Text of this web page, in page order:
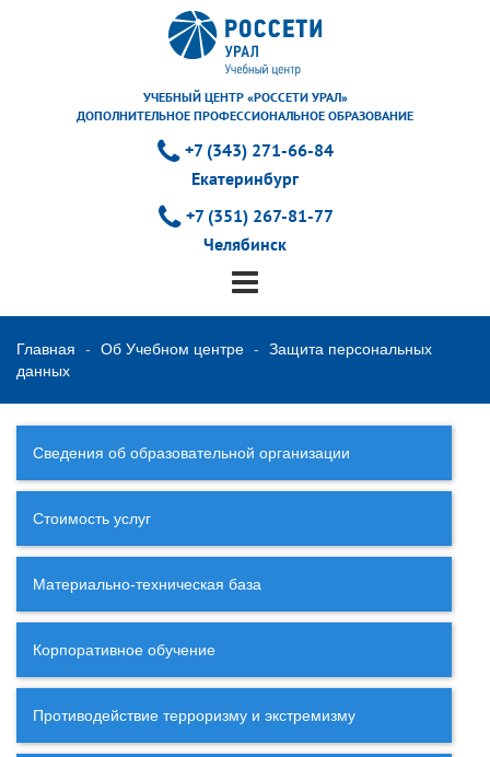
УЧЕБНЫЙ ЦЕНТР «РОССЕТИ УРАЛ»
ДОПОЛНИТЕЛЬНОЕ ПРОФЕССИОНАЛЬНОЕ ОБРАЗОВАНИЕ
+7 (343) 271-66-84
Екатеринбург
+7 (351) 267-81-77
Челябинск
Главная Об Учебном центре
Защита персональных
данных
Сведения об образовательной организации
Стоимость услуг
Материально-техническая база
Корпоративное обучение
Противодействие терроризму и экстремизму